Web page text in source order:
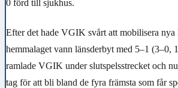
0 förd till sjukhus.
Efter det hade VGIK svårt att mobilisera nya
hemmalaget vann länsderbyt med 5–1 (3–0,
ramlade VGIK under slutspelsstrecket och
tag för att bli bland de fyra främsta som får